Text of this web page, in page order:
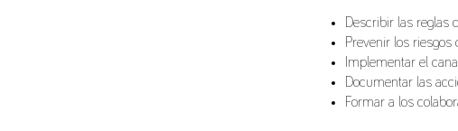
Describir las reglas
Prevenir los riesgos
Implementar el
Documentar las
Formar a los